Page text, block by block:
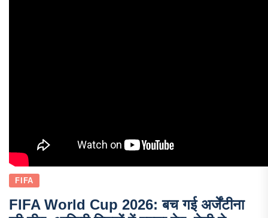
FIFA
FIFA World Cup 2026: बच गई अर्जेंटीना